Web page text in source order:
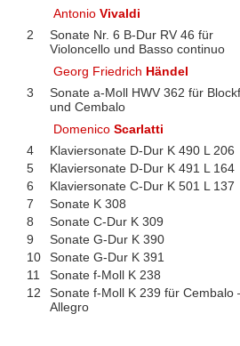
AntonioVivaldi
2
Sonate Nr. 6 B-Dur RV 46 für
Violoncello und Basso continuo
Georg Friedrich Händel
3
Sonate a-Moll HWV 362 für
und Cembalo
DomenicoScarlatti
4
Klaviersonate D-Dur K 490 L 206
5
Klaviersonate D-Dur K 491 L 164
6
Klaviersonate C-Dur K 501 L 137
7
Sonate K 308
8
Sonate C-Dur K 309
9
Sonate G-Dur K 390
10
Sonate G-Dur K 391
11
Sonate f-Moll K 238
12
Sonate f-Moll K 239 für Cembalo
Allegro